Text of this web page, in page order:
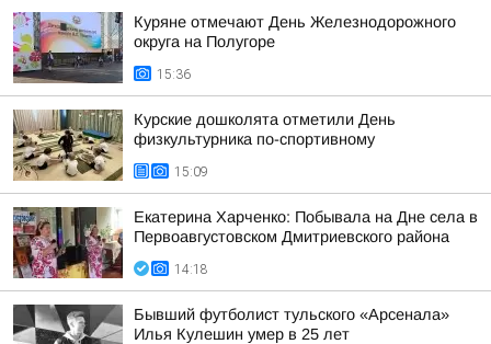
Куряне отмечают День Железнодорожного
округа на Полугоре
15:36
Курские дошколята отметили День
физкультурника по-спортивному
15:09
Екатерина Харченко: Побывала на Дне села в
Первоавгустовском Дмитриевского района
14:18
Бывший футболист тульского «Арсенала»
Илья Кулешин умер в 25 лет